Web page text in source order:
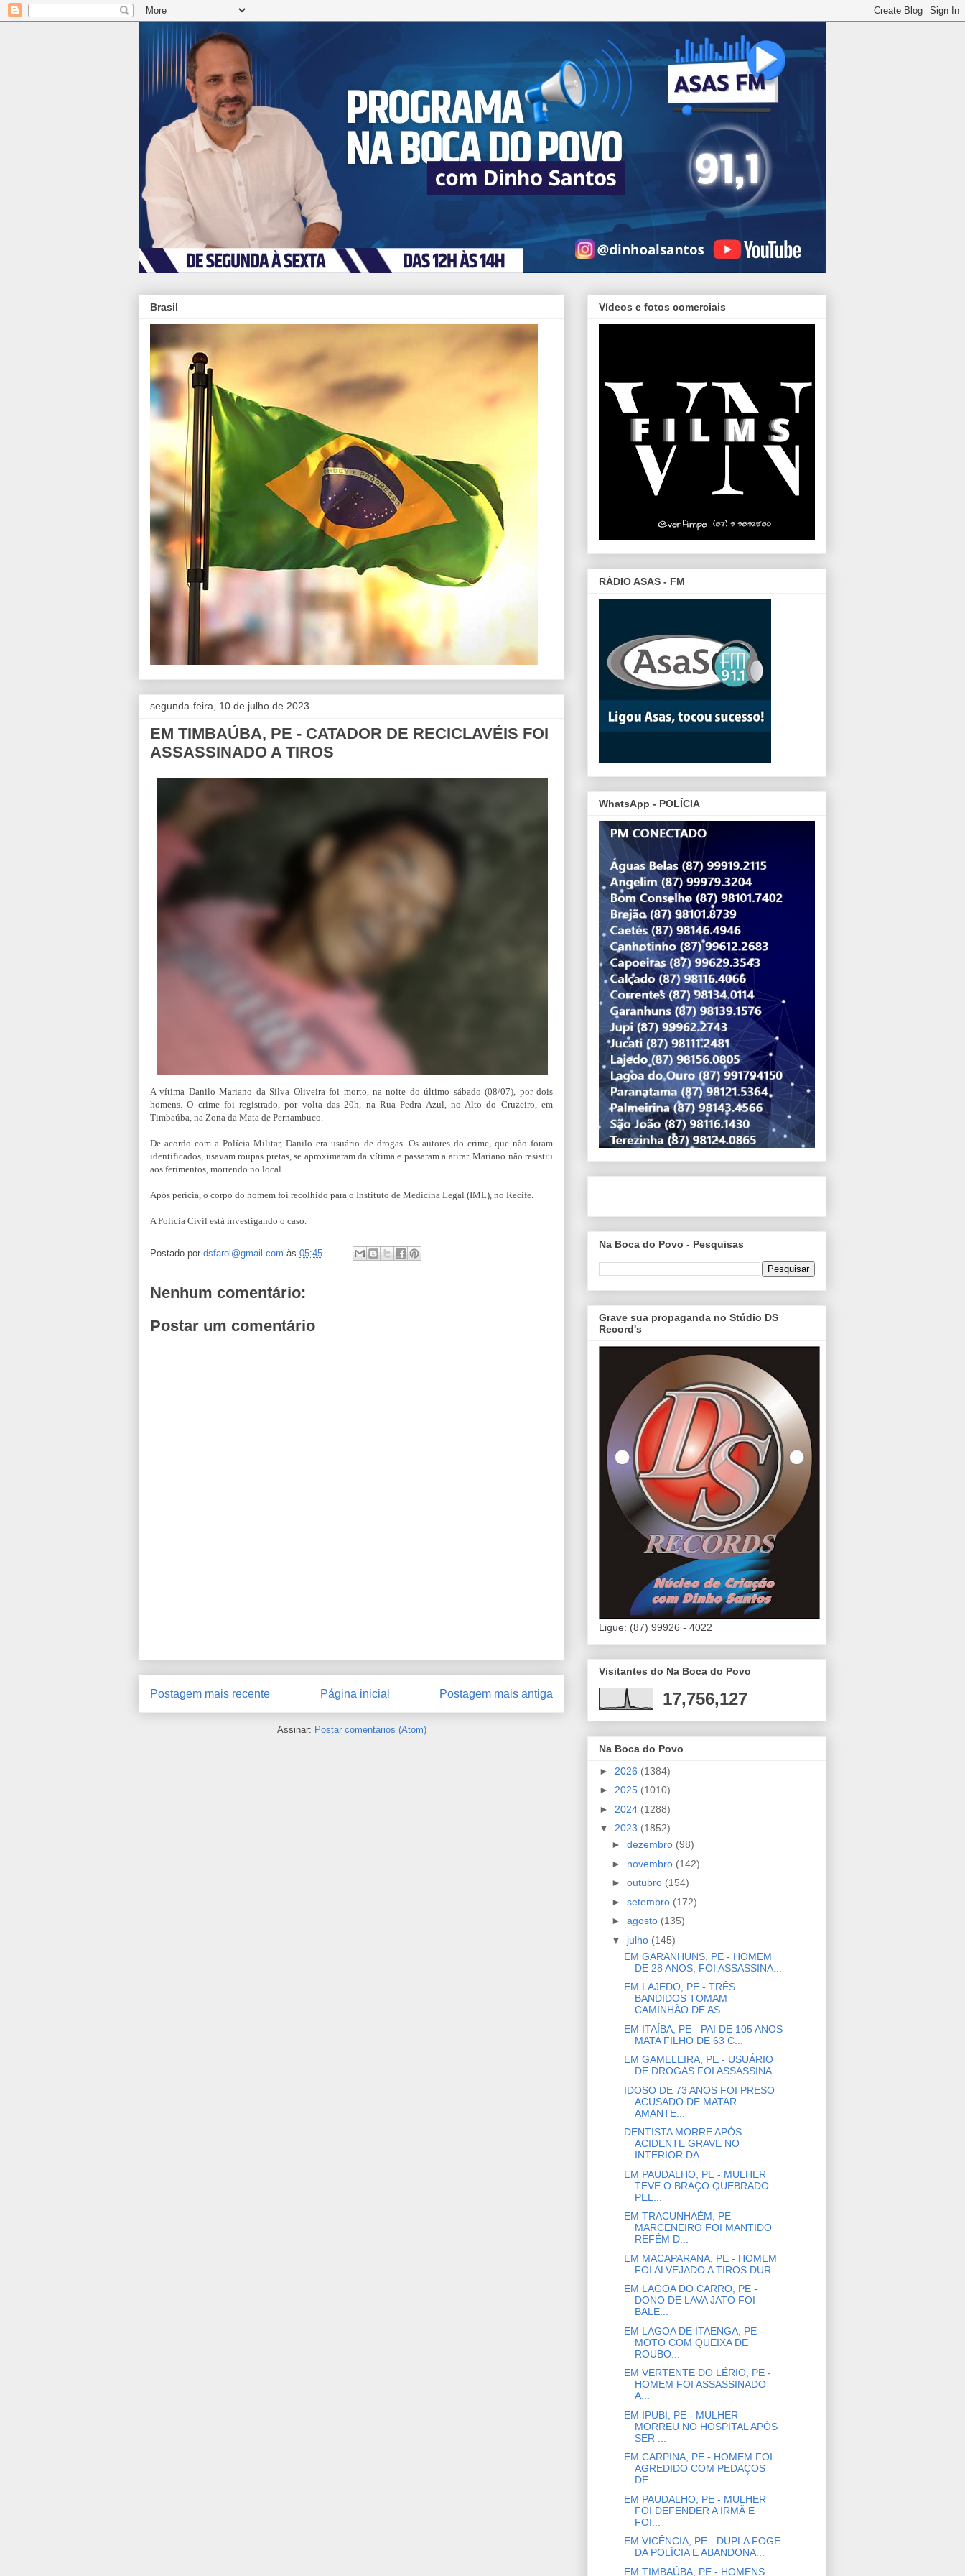
Brasil
segunda-feira, 10 de julho de 2023
EM TIMBAÚBA, PE - CATADOR DE RECICLAVÉIS FOI
ASSASSINADO A TIROS
A vítima Danilo Mariano da Silva Oliveira foi morto, na noite do último sábado (08/07), por dois
homens. O crime foi registrado, por volta das 20h, na Rua Pedra Azul, no Alto do Cruzeiro, em
Timbaúba, na Zona da Mata de Pernambuco.
De acordo com a Polícia Militar, Danilo era usuário de drogas. Os autores do crime, que não foram
identificados, usavam roupas pretas, se aproximaram da vítima e passaram a atirar. Mariano não resistiu
aos ferimentos, morrendo no local.
Após perícia, o corpo do homem foi recolhido para o Instituto de Medicina Legal (IML), no Recife.
A Polícia Civil está investigando o caso.
Postado por dsfarol@gmail.com às 05:45
Nenhum comentário:
Postar um comentário
Postagem mais recente Postagem mais antiga
Página inicial
Assinar: Postar comentários (Atom)
Vídeos e fotos comerciais
RÁDIO ASAS - FM
WhatsApp - POLÍCIA
Na Boca do Povo - Pesquisas
Grave sua propaganda no Stúdio DS
Record's
Ligue: (87) 99926 - 4022
Visitantes do Na Boca do Povo
17,756,127
Na Boca do Povo
► 2026 (1384)
► 2025 (1010)
► 2024 (1288)
▼ 2023 (1852)
► dezembro (98)
► novembro (142)
► outubro (154)
► setembro (172)
► agosto (135)
▼ julho (145)
EM GARANHUNS, PE - HOMEM
DE 28 ANOS, FOI ASSASSINA...
EM LAJEDO, PE - TRÊS
BANDIDOS TOMAM
CAMINHÃO DE AS...
EM ITAÍBA, PE - PAI DE 105 ANOS
MATA FILHO DE 63 C...
EM GAMELEIRA, PE - USUÁRIO
DE DROGAS FOI ASSASSINA...
IDOSO DE 73 ANOS FOI PRESO
ACUSADO DE MATAR
AMANTE...
DENTISTA MORRE APÓS
ACIDENTE GRAVE NO
INTERIOR DA ...
EM PAUDALHO, PE - MULHER
TEVE O BRAÇO QUEBRADO
PEL...
EM TRACUNHAÉM, PE -
MARCENEIRO FOI MANTIDO
REFÉM D...
EM MACAPARANA, PE - HOMEM
FOI ALVEJADO A TIROS DUR...
EM LAGOA DO CARRO, PE -
DONO DE LAVA JATO FOI
BALE...
EM LAGOA DE ITAENGA, PE -
MOTO COM QUEIXA DE
ROUBO...
EM VERTENTE DO LÉRIO, PE -
HOMEM FOI ASSASSINADO
A...
EM IPUBI, PE - MULHER
MORREU NO HOSPITAL APÓS
SER ...
EM CARPINA, PE - HOMEM FOI
AGREDIDO COM PEDAÇOS
DE...
EM PAUDALHO, PE - MULHER
FOI DEFENDER A IRMÃ E
FOI...
EM VICÊNCIA, PE - DUPLA FOGE
DA POLÍCIA E ABANDONA...
EM TIMBAÚBA, PE - HOMENS